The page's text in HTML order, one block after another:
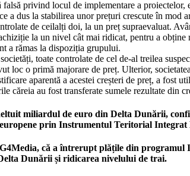
privind locul de implementare a
a dus la stabilirea unor prețuri crescute în mod
de ceilalți doi, la un preț supraevaluat.
la un nivel cât mai ridicat, pentru a
a rămas la dispoziția grupului.
toate controlate de cel de-al treilea
loc o primă majorare de preț. Ulterior,
aparentă a acestei creșteri de preț, a fost
au fost transferate sumele rezultate din
miliardul de euro din Delta Dunării,
prin Instrumentul Teritorial
că a întrerupt plățile din
Dunării și ridicarea nivelului de trai.